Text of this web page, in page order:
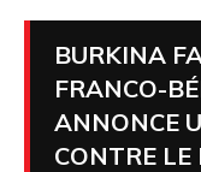
BURKINA
FRANCO-
ANNONCE
CONTRE